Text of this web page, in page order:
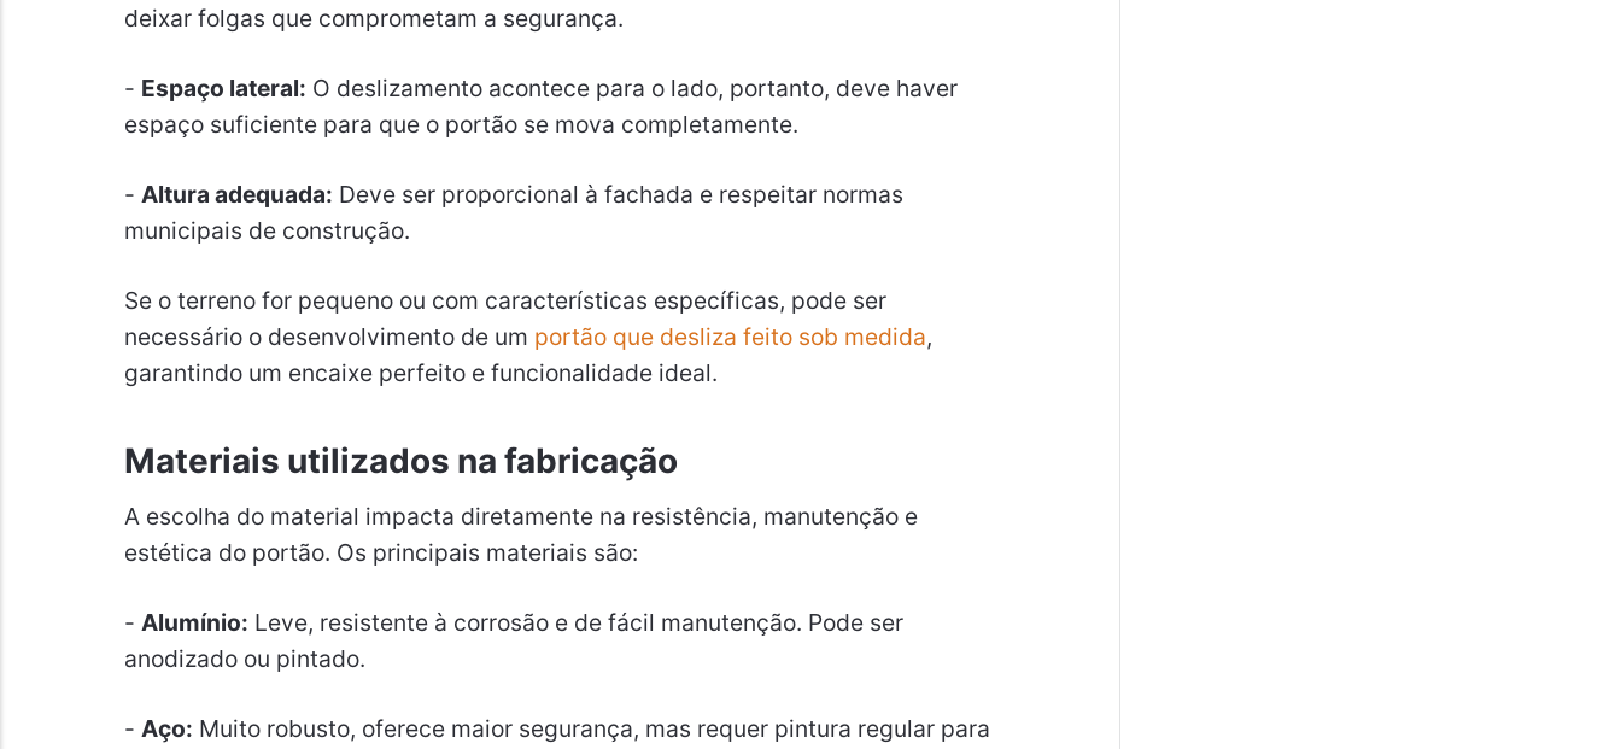
deixar folgas que comprometam a segurança.
- Espaço lateral: O deslizamento acontece para o lado, portanto, deve haver
espaço suficiente para que o portão se mova completamente.
- Altura adequada: Deve ser proporcional à fachada e respeitar normas
municipais de construção.
Se o terreno for pequeno ou com características específicas, pode ser
necessário o desenvolvimento de um portão que desliza feito sob medida,
garantindo um encaixe perfeito e funcionalidade ideal.
Materiais utilizados na fabricação
A escolha do material impacta diretamente na resistência, manutenção e
estética do portão. Os principais materiais são:
- Alumínio: Leve, resistente à corrosão e de fácil manutenção. Pode ser
anodizado ou pintado.
- Aço: Muito robusto, oferece maior segurança, mas requer pintura regular para